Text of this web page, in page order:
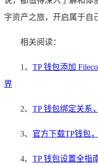
字资产之旅，开启属于自
相关阅读：
1、 TP 钱包添加
界
2、 TP 钱包绑定关系
3、 官方下载TP钱包
4、 TP 钱包设置全指